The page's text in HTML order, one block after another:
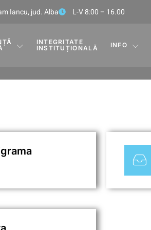
Iancu, jud. Alba L-V 8:00 – 16.00
INTEGRITATE
INSTITUȚIONALĂ
INFO